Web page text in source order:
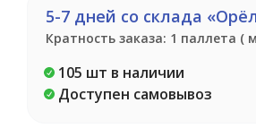
5-7 дней со склада
Кратность заказа: 1 паллета (
105 шт в наличии
Доступен самовывоз